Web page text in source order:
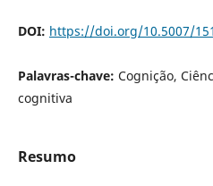
DOI: https://doi.org/10.5007/
Palavras-chave: Cognição,
cognitiva
Resumo